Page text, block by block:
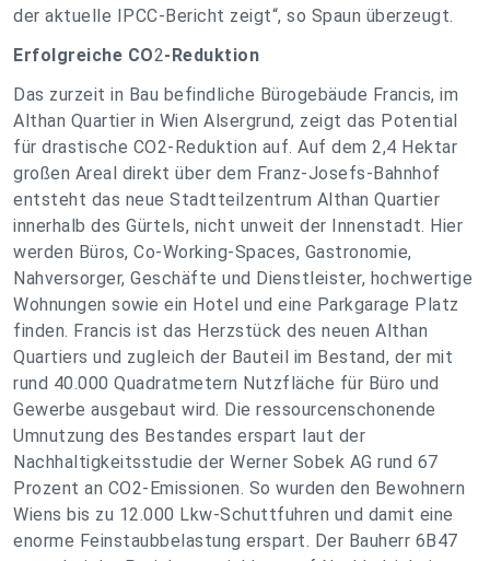
der aktuelle IPCC-Bericht zeigt“, so Spaun überzeugt.
Erfolgreiche CO2-Reduktion
Das zurzeit in Bau befindliche Bürogebäude Francis, im
Althan Quartier in Wien Alsergrund, zeigt das Potential
für drastische CO2-Reduktion auf. Auf dem 2,4 Hektar
großen Areal direkt über dem Franz-Josefs-Bahnhof
entsteht das neue Stadtteilzentrum Althan Quartier
innerhalb des Gürtels, nicht unweit der Innenstadt. Hier
werden Büros, Co-Working-Spaces, Gastronomie,
Nahversorger, Geschäfte und Dienstleister, hochwertige
Wohnungen sowie ein Hotel und eine Parkgarage Platz
finden. Francis ist das Herzstück des neuen Althan
Quartiers und zugleich der Bauteil im Bestand, der mit
rund 40.000 Quadratmetern Nutzfläche für Büro und
Gewerbe ausgebaut wird. Die ressourcenschonende
Umnutzung des Bestandes erspart laut der
Nachhaltigkeitsstudie der Werner Sobek AG rund 67
Prozent an CO2-Emissionen. So wurden den Bewohnern
Wiens bis zu 12.000 Lkw-Schuttfuhren und damit eine
enorme Feinstaubbelastung erspart. Der Bauherr 6B47